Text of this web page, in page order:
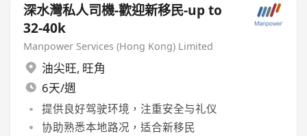
深水灣私人司機-歡迎新移民-up to
32-40k
Manpower Services (Hong Kong) Limited
油尖旺, 旺角
6天/週
提供良好驾驶环境，注重安全与礼仪
协助熟悉本地路况，适合新移民